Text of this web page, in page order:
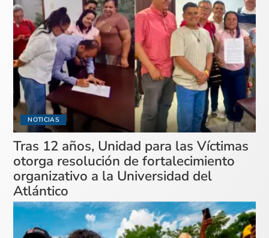
NOTICIAS
Tras 12 años, Unidad para las Víctimas
otorga resolución de fortalecimiento
organizativo a la Universidad del
Atlántico